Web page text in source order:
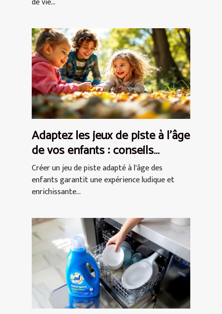
Adaptez les jeux de piste à l'âge
de vos enfants : conseils
pratiques
Créer un jeu de piste adapté à l'âge des
enfants garantit une expérience ludique et
enrichissante...